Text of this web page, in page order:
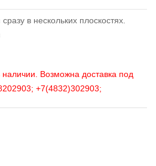
в нескольких плоскостях.
наличии. Возможна доставка под
+7(4832)302903;